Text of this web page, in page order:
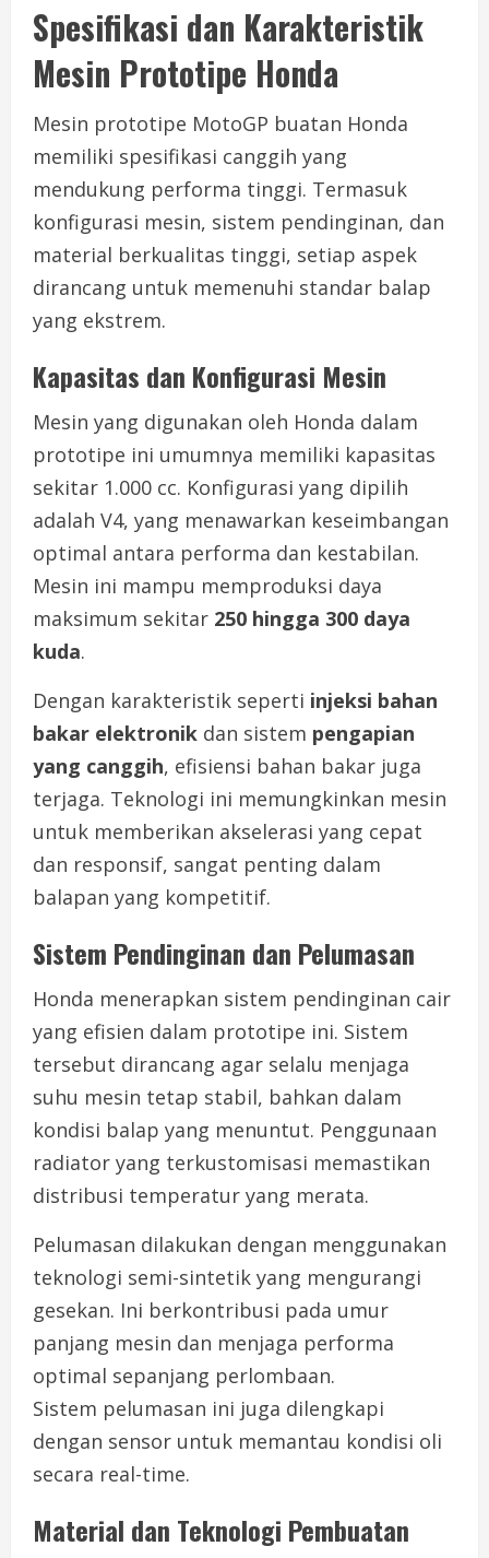
Spesifikasi dan Karakteristik
Mesin Prototipe Honda
Mesin prototipe MotoGP buatan Honda
memiliki spesifikasi canggih yang
mendukung performa tinggi. Termasuk
konfigurasi mesin, sistem pendinginan, dan
material berkualitas tinggi, setiap aspek
dirancang untuk memenuhi standar balap
yang ekstrem.
Kapasitas dan Konfigurasi Mesin
Mesin yang digunakan oleh Honda dalam
prototipe ini umumnya memiliki kapasitas
sekitar 1.000 cc. Konfigurasi yang dipilih
adalah V4, yang menawarkan keseimbangan
optimal antara performa dan kestabilan.
Mesin ini mampu memproduksi daya
maksimum sekitar 250 hingga 300 daya
kuda.
Dengan karakteristik seperti injeksi bahan
bakar elektronik dan sistem pengapian
yang canggih, efisiensi bahan bakar juga
terjaga. Teknologi ini memungkinkan mesin
untuk memberikan akselerasi yang cepat
dan responsif, sangat penting dalam
balapan yang kompetitif.
Sistem Pendinginan dan Pelumasan
Honda menerapkan sistem pendinginan cair
yang efisien dalam prototipe ini. Sistem
tersebut dirancang agar selalu menjaga
suhu mesin tetap stabil, bahkan dalam
kondisi balap yang menuntut. Penggunaan
radiator yang terkustomisasi memastikan
distribusi temperatur yang merata.
Pelumasan dilakukan dengan menggunakan
teknologi semi-sintetik yang mengurangi
gesekan. Ini berkontribusi pada umur
panjang mesin dan menjaga performa
optimal sepanjang perlombaan.
Sistem pelumasan ini juga dilengkapi
dengan sensor untuk memantau kondisi oli
secara real-time.
Material dan Teknologi Pembuatan